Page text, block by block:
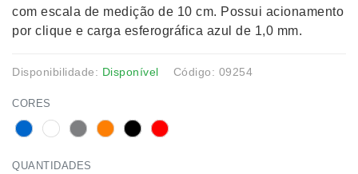
com escala de medição de 10 cm. Possui acionamento
por clique e carga esferográfica azul de 1,0 mm.
Disponibilidade: Disponível Código: 09254
CORES
QUANTIDADES